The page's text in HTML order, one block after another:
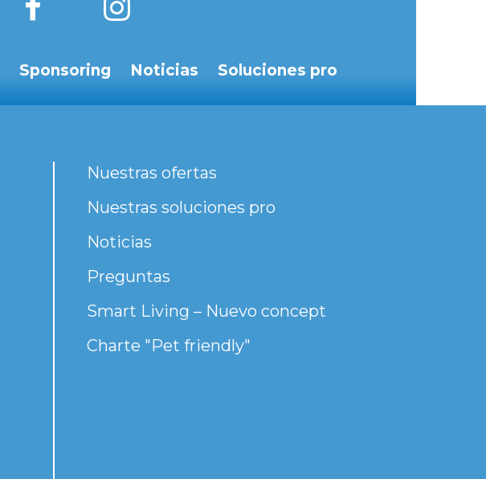
Sponsoring Noticias Soluciones pro
Nuestras ofertas
Nuestras soluciones pro
Noticias
Preguntas
Smart Living – Nuevo concept
Charte "Pet friendly"